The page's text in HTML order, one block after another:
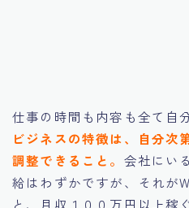
仕事の時間も内容も全て自
ビジネスの特徴は、自分次
調整できること。 会社にい
給はわずかですが、それが
と、月収１００万円以上稼